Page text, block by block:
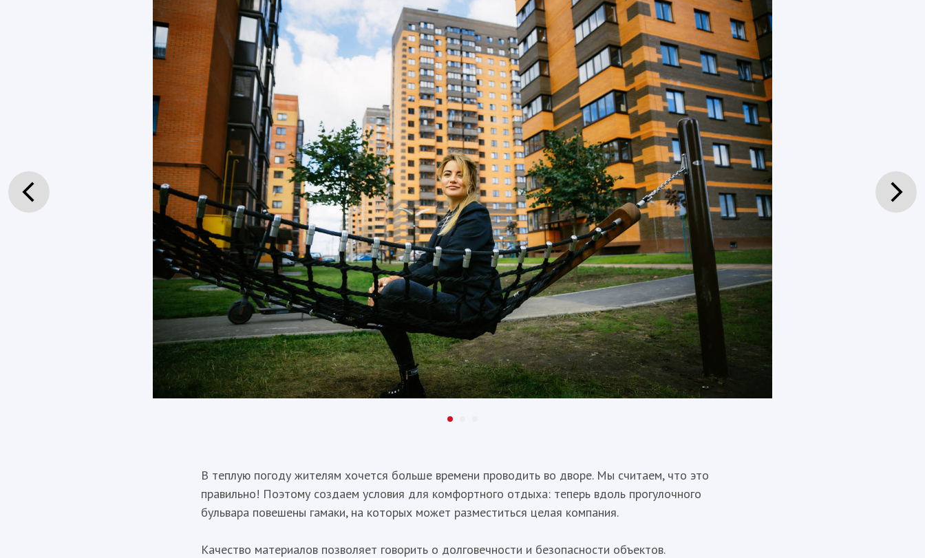
В теплую погоду жителям хочется больше времени проводить во дворе. Мы считаем, что это
правильно! Поэтому создаем условия для комфортного отдыха: теперь вдоль прогулочного
бульвара повешены гамаки, на которых может разместиться целая компания.
Качество материалов позволяет говорить о долговечности и безопасности объектов.